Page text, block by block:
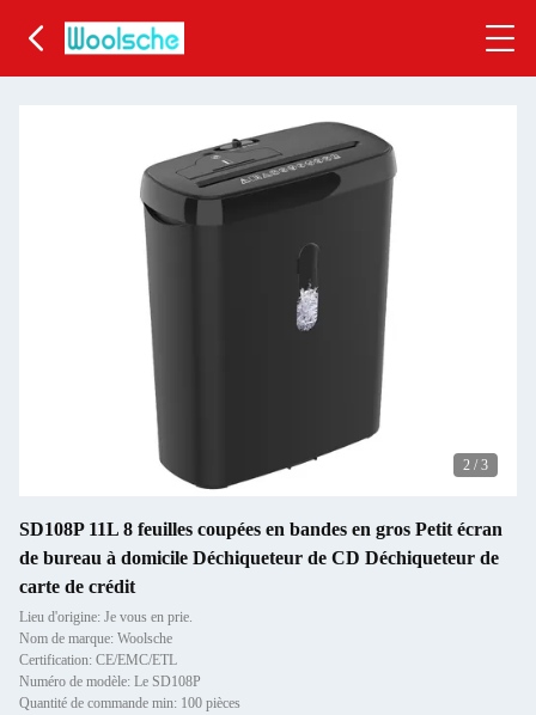
2 / 3
SD108P 11L 8 feuilles coupées en bandes en gros Petit écran
de bureau à domicile Déchiqueteur de CD Déchiqueteur de
carte de crédit
Lieu d'origine: Je vous en prie.
Nom de marque: Woolsche
Certification: CE/EMC/ETL
Numéro de modèle: Le SD108P
Quantité de commande min: 100 pièces